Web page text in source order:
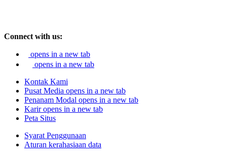
Connect with us:
opens in a new tab
opens in a new tab
Kontak Kami
Pusat Media opens in a new tab
Penanam Modal opens in a new tab
Karir opens in a new tab
Peta Situs
Syarat Penggunaan
Aturan kerahasiaan data